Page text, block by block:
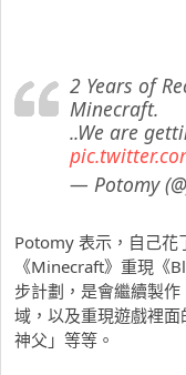
2 Years of
Minecraft.
..We are
— Potomy
Potomy 表示，自己花
《Minecraft》重現《
步計劃，是會繼續製
域，以及重現遊戲裡
神父」等等。